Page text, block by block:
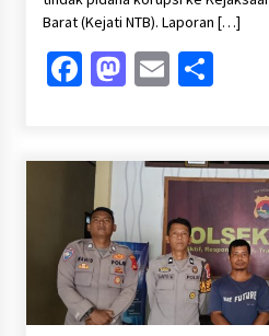
Barat (Kejati NTB). Laporan […]
Facebook
Mastodon
Email